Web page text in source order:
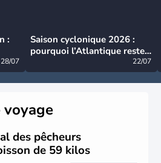
:
28/07
Saison cyclonique 2026 :
pourquoi l’Atlantique reste
22/07
voyage
des pêcheurs
de 59 kilos